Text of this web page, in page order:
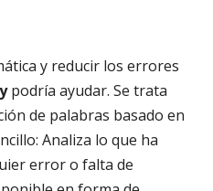
y reducir los errores
podría ayudar. Se trata
de palabras basado en
Analiza lo que ha
error o falta de